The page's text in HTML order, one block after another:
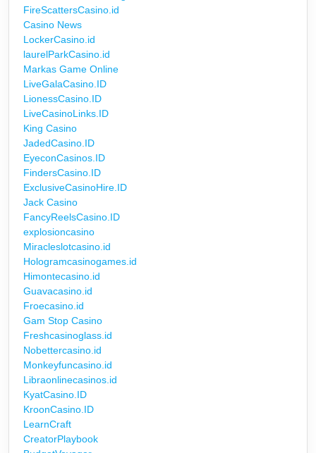
FireScattersCasino.id
Casino News
LockerCasino.id
laurelParkCasino.id
Markas Game Online
LiveGalaCasino.ID
LionessCasino.ID
LiveCasinoLinks.ID
King Casino
JadedCasino.ID
EyeconCasinos.ID
FindersCasino.ID
ExclusiveCasinoHire.ID
Jack Casino
FancyReelsCasino.ID
explosioncasino
Miracleslotcasino.id
Hologramcasinogames.id
Himontecasino.id
Guavacasino.id
Froecasino.id
Gam Stop Casino
Freshcasinoglass.id
Nobettercasino.id
Monkeyfuncasino.id
Libraonlinecasinos.id
KyatCasino.ID
KroonCasino.ID
LearnCraft
CreatorPlaybook